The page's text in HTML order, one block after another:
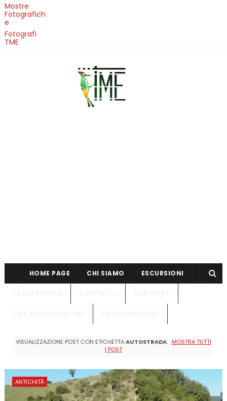
Mostre
Fotografich
e
Fotografi
TME
HOME PAGE CHI SIAMO ESCURSIONI
VISUALIZZAZIONE POST CON ETICHETTAAUTOSTRADA. MOSTRA TUTTI
I POST
ANTICHITÀ